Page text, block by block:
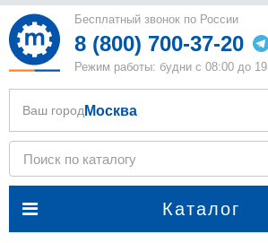
Бесплатный звонок по России
8 (800) 700-37-20
Режим работы: будни с 08:00 до
Каталог
Ваш город Москва